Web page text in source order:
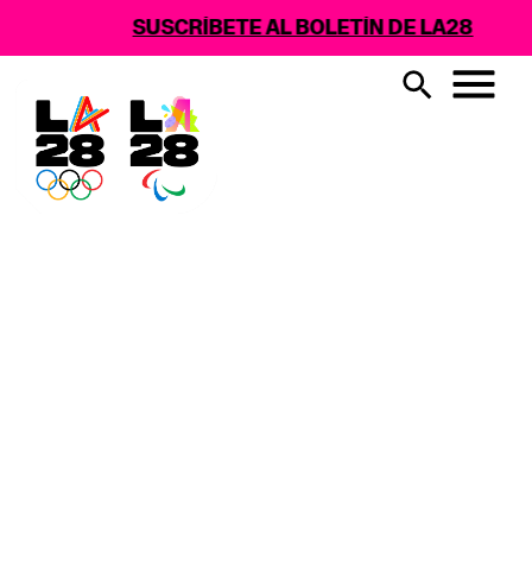
SUSCRÍBETE AL BOLETÍN DE LA28